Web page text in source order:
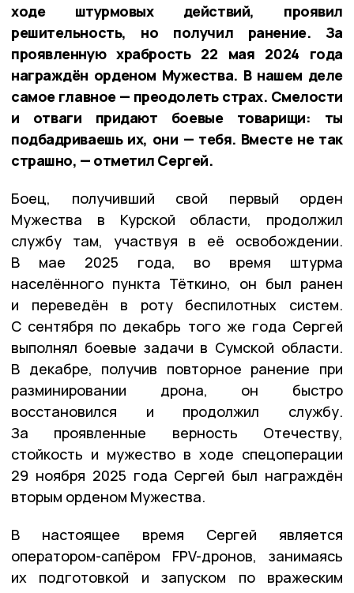
ходе штурмовых действий, проявил
решительность, но получил ранение. За
проявленную храбрость 22 мая 2024 года
награждён орденом Мужества. В нашем деле
самое главное — преодолеть страх. Смелости
и отваги придают боевые товарищи: ты
подбадриваешь их, они — тебя. Вместе не так
страшно, — отметил Сергей.
Боец, получивший свой первый орден
Мужества в Курской области, продолжил
службу там, участвуя в её освобождении.
В мае 2025 года, во время штурма
населённого пункта Тёткино, он был ранен
и переведён в роту беспилотных систем.
С сентября по декабрь того же года Сергей
выполнял боевые задачи в Сумской области.
В декабре, получив повторное ранение при
разминировании дрона, он быстро
восстановился и продолжил службу.
За проявленные верность Отечеству,
стойкость и мужество в ходе спецоперации
29 ноября 2025 года Сергей был награждён
вторым орденом Мужества.
В настоящее время Сергей является
оператором-сапёром FPV-дронов, занимаясь
их подготовкой и запуском по вражеским